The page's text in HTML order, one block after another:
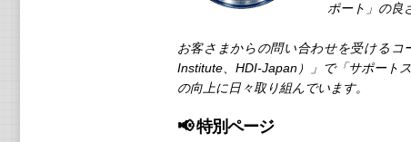
ポート」の良
お客さまからの問い合わせを受ける
Institute、HDI-Japan）」で「サポート
の向上に日々取り組んでいます。
📢 特別ページ